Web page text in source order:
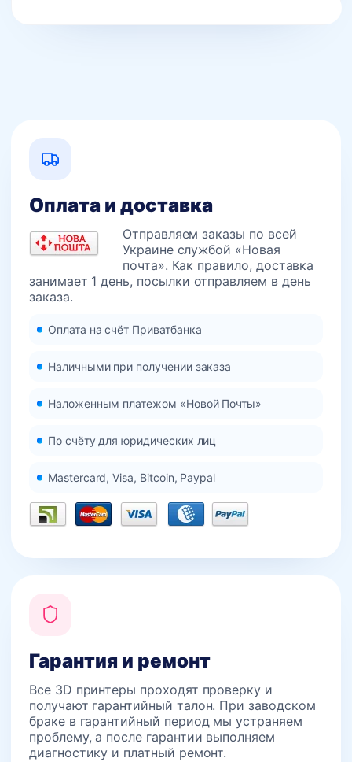
Оплата и доставка
Отправляем заказы по всей
Украине службой «Новая
почта». Как правило, доставка
занимает 1 день, посылки отправляем в день
заказа.
Оплата на счёт Приватбанка
Наличными при получении заказа
Наложенным платежом «Новой Почты»
По счёту для юридических лиц
Mastercard, Visa, Bitcoin, Paypal
Гарантия и ремонт
Все 3D принтеры проходят проверку и
получают гарантийный талон. При заводском
браке в гарантийный период мы устраняем
проблему, а после гарантии выполняем
диагностику и платный ремонт.